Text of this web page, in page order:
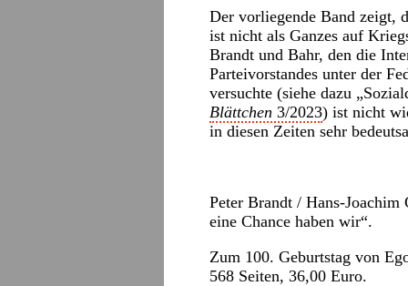
Der vorliegende Band zeigt,
ist nicht als Ganzes auf
Brandt und Bahr, den die
Parteivorstandes unter der
versuchte (siehe dazu
Blättchen 3/2023) ist nicht
in diesen Zeiten sehr
Peter Brandt / Hans-
eine Chance haben wir“.
Zum 100. Geburtstag von
568 Seiten, 36,00 Euro.